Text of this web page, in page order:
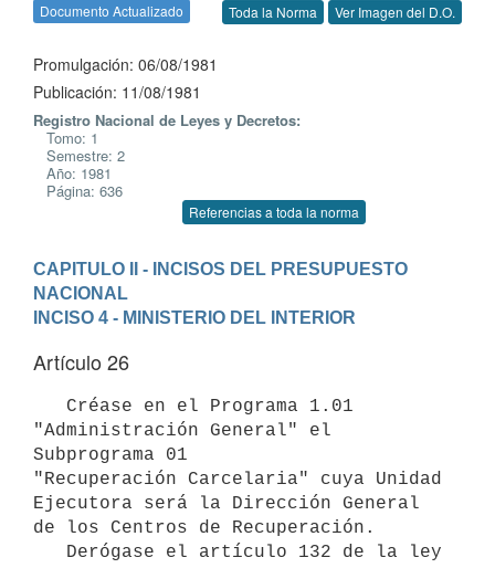
Documento Actualizado Toda la Norma Ver Imagen del D.O.
Promulgación: 06/08/1981
Publicación: 11/08/1981
Registro Nacional de Leyes y Decretos:
Tomo: 1
Semestre: 2
Año: 1981
Página: 636
Referencias a toda la norma
CAPITULO II - INCISOS DEL PRESUPUESTO
NACIONAL
INCISO 4 - MINISTERIO DEL INTERIOR
Artículo 26
"Administración General" el
Subprograma 01
"Recuperación Carcelaria" cuya Unidad
Ejecutora será la Dirección General
de los Centros de Recuperación.